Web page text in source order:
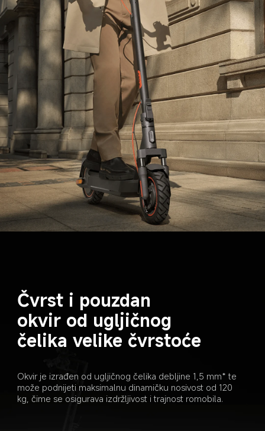
Čvrst i pouzdan
okvir od ugljičnog
čelika velike čvrstoće
Okvir je izrađen od ugljičnog čelika debljine 1,5 mm* te
može podnijeti maksimalnu dinamičku nosivost od 120
kg, čime se osigurava izdržljivost i trajnost romobila.